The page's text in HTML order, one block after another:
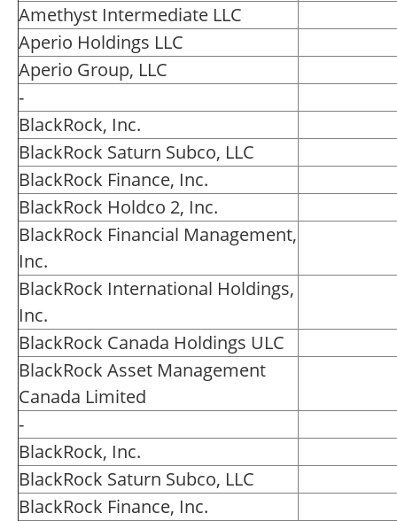
Amethyst Intermediate LLC
Aperio Holdings LLC
Aperio Group, LLC
-
BlackRock, Inc.
BlackRock Saturn Subco, LLC
BlackRock Finance, Inc.
BlackRock Holdco 2, Inc.
BlackRock Financial Management,
Inc.
BlackRock International Holdings,
Inc.
BlackRock Canada Holdings ULC
BlackRock Asset Management
Canada Limited
-
BlackRock, Inc.
BlackRock Saturn Subco, LLC
BlackRock Finance, Inc.